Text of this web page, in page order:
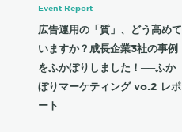
Event Report
広告運用の「質」、どう高めて
いますか？成長企業3社の事例
をふかぼりしました！──ふか
ぼりマーケティング vo.2 レポ
ート